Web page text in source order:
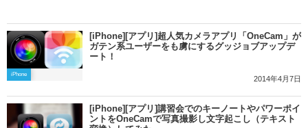
iPhone
[iPhone][アプリ]超人気カメラアプリ「OneCam」が
ガテン系ユーザーをも虜にするグッジョブアップデ
ート！
2014年4月7日
[iPhone][アプリ]講習会でのキーノートやパワーポイ
ントをOneCamで写真撮影し文字起こし（テキスト